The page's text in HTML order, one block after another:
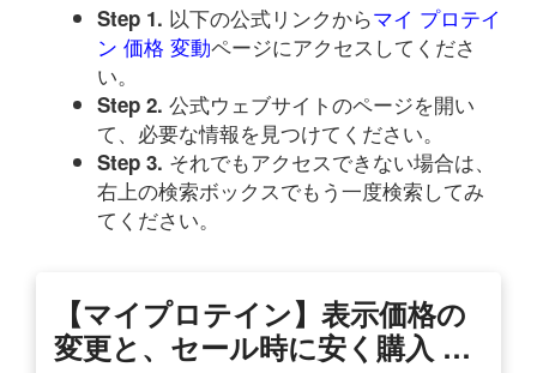
Step 1. 以下の公式リンクからマイ プロテイ
ン 価格 変動ページにアクセスしてくださ
い。
Step 2. 公式ウェブサイトのページを開い
て、必要な情報を見つけてください。
Step 3. それでもアクセスできない場合は、
右上の検索ボックスでもう一度検索してみ
てください。
【マイプロテイン】表示価格の
変更と、セール時に安く購入 …